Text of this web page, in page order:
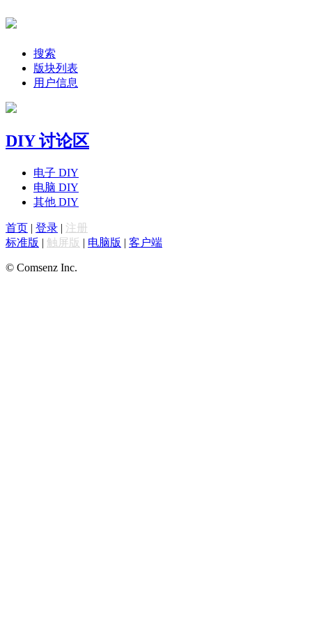
搜索
版块列表
用户信息
DIY 讨论区
电子 DIY
电脑 DIY
其他 DIY
首页 | 登录 | 注册
标准版 | 触屏版 | 电脑版 | 客户端
© Comsenz Inc.